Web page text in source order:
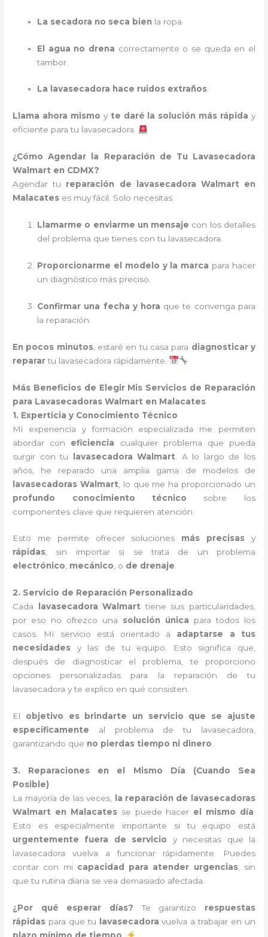
La secadora no seca bien la ropa.
El agua no drena correctamente o se queda en el
tambor.
La lavasecadora hace ruidos extraños.
Llama ahora mismo y te daré la solución más rápida y
eficiente para tu lavasecadora.
¿Cómo Agendar la Reparación de Tu Lavasecadora
Walmart en CDMX?
Agendar tu reparación de lavasecadora Walmart en
Malacates es muy fácil. Solo necesitas:
Llamarme o enviarme un mensaje con los detalles
del problema que tienes con tu lavasecadora.
Proporcionarme el modelo y la marca para hacer
un diagnóstico más preciso.
Confirmar una fecha y hora que te convenga para
la reparación.
En pocos minutos, estaré en tu casa para diagnosticar y
reparartu lavasecadora rápidamente.
Más Beneficios de Elegir Mis Servicios de Reparación
para Lavasecadoras Walmart en Malacates
1. Experticia y Conocimiento Técnico
Mi experiencia y formación especializada me permiten
abordar con eficiencia cualquier problema que pueda
surgir con tu lavasecadora Walmart . A lo largo de los
años, he reparado una amplia gama de modelos de
lavasecadoras Walmart , lo que me ha proporcionado un
profundo conocimiento técnico sobre los
componentes clave que requieren atención.
Esto me permite ofrecer soluciones más precisas y
rápidas, sin importar si se trata de un problema
electrónico, mecánico, o de drenaje.
2. Servicio de Reparación Personalizado
Cada
lavasecadora Walmart tiene sus particularidades,
por eso no ofrezco una solución única para todos los
casos. Mi servicio está orientado a adaptarse a tus
necesidades y las de tu equipo. Esto significa que,
después de diagnosticar el problema, te proporciono
opciones personalizadas para la reparación de tu
lavasecadora y te explico en qué consisten.
El objetivo es brindarte un servicio que se ajuste
específicamente al problema de tu lavasecadora,
garantizando que no pierdas tiempo ni dinero
3. Reparaciones en el Mismo Día (Cuando Sea
Posible)
La mayoría de las veces,
la reparación de lavasecadoras
Walmart en Malacatesse puede hacer el mismo día
Esto es especialmente importante si tu equipo está
urgentemente fuera de servicio y necesitas que la
lavasecadora vuelva a funcionar rápidamente. Puedes
contar con mi capacidad para atender urgencias, sin
que tu rutina diaria se vea demasiado afectada.
¿Por qué esperar días? Te garantizo respuestas
rápidas para que tu lavasecadora vuelva a trabajar en un